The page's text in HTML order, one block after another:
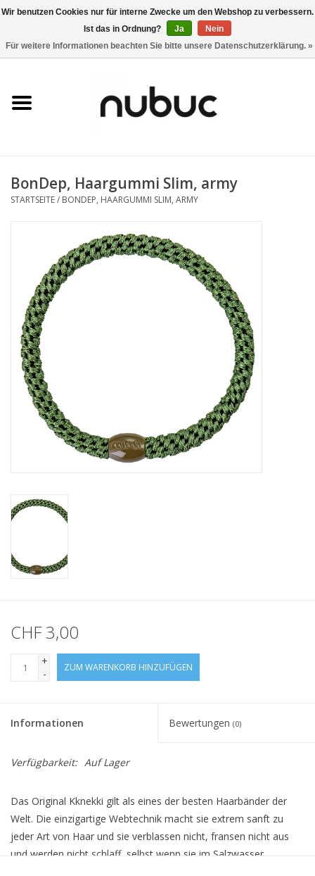
0 Artikel - CHF 0,00
Damen
Accessoires
Marken
BonDep, Haargummi Slim, army
STARTSEITE/ BONDEP, HAARGUMMI SLIM, ARMY
CHF 3,00
+
-
ZUM WARENKORB HINZUFÜGEN
Informationen Bewertungen (0)
Verfügbarkeit: Auf Lager
Das Original Kknekki gilt als eines der besten Haarbänder der
Welt. Die einzigartige Webtechnik macht sie extrem sanft zu
jeder Art von Haar und sie verblassen nicht, fransen nicht aus
und werden nicht schlaff, selbst wenn sie im Salzwasser
Wir benutzen Cookies nur für interne Zwecke um den Webshop zu verbessern.
Ist das in Ordnung?
Ja
Nein
Für weitere Informationen beachten Sie bitte unsere Datenschutzerklärung. »